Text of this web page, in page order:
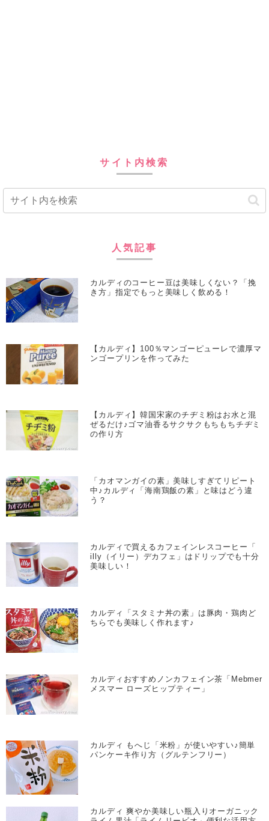
サイト内検索
人気記事
カルディのコーヒー豆は美味しくない？「挽
き方」指定でもっと美味しく飲める！
【カルディ】100％マンゴーピューレで濃厚マ
ンゴープリンを作ってみた
【カルディ】韓国宋家のチヂミ粉はお水と混
ぜるだけ♪ゴマ油香るサクサクもちもちチヂミ
の作り方
「カオマンガイの素」美味しすぎてリピート
中♪カルディ「海南鶏飯の素」と味はどう違
う？
カルディで買えるカフェインレスコーヒー「
illy（イリー）デカフェ」はドリップでも十分
美味しい！
カルディ「スタミナ丼の素」は豚肉・鶏肉ど
ちらでも美味しく作れます♪
カルディおすすめノンカフェイン茶「Mebmer
メスマー ローズヒップティー」
カルディ もへじ「米粉」が使いやすい♪簡単
パンケーキ作り方（グルテンフリー）
カルディ 爽やか美味しい瓶入りオーガニック